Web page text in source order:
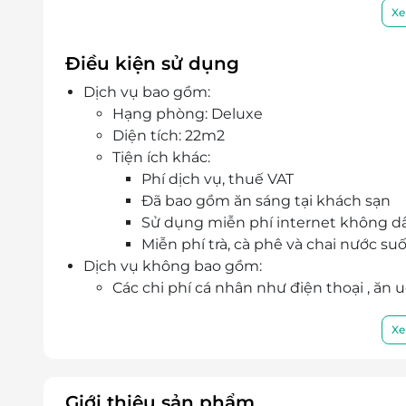
phá trải nghiệm văn hoá địa phương hoặc
nhiều điểm tham quan cách đó vài phút đi
Tiện ích dịch vụ: Trung tâm thể dục,
kiểu Anh/ Ai-len. Tại khách sạn, khách sẽ
sản. Bên cạnh đó, họ có thể yêu cầu món
Điều kiện sử dụng
Dịch vụ bao gồm:
Hạng phòng: Deluxe
Diện tích: 22m2
Tiện ích khác:
Phí dịch vụ, thuế VAT
Đã bao gồm ăn sáng tại khách sạn
Sử dụng miễn phí internet không
Miễn phí trà, cà phê và chai nước
Dịch vụ không bao gồm:
Các chi phí cá nhân như điện thoại , ăn
Bé thứ 2 phụ thu 270.000 vnđ/bé